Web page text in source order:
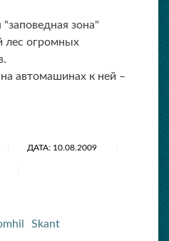
зона"
лес огромных
автомашинах к ней –
ДАТА: 10.08.2009
Skant